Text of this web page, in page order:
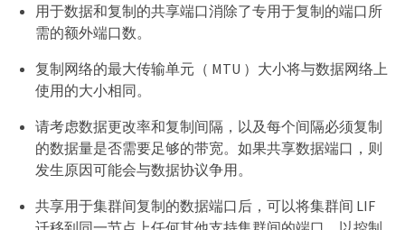
用于数据和复制的共享端口消除了专用于复制的端口所
需的额外端口数。
复制网络的最大传输单元（ MTU ）大小将与数据网络上
使用的大小相同。
请考虑数据更改率和复制间隔，以及每个间隔必须复制
的数据量是否需要足够的带宽。如果共享数据端口，则
发生原因可能会与数据协议争用。
共享用于集群间复制的数据端口后，可以将集群间 LIF